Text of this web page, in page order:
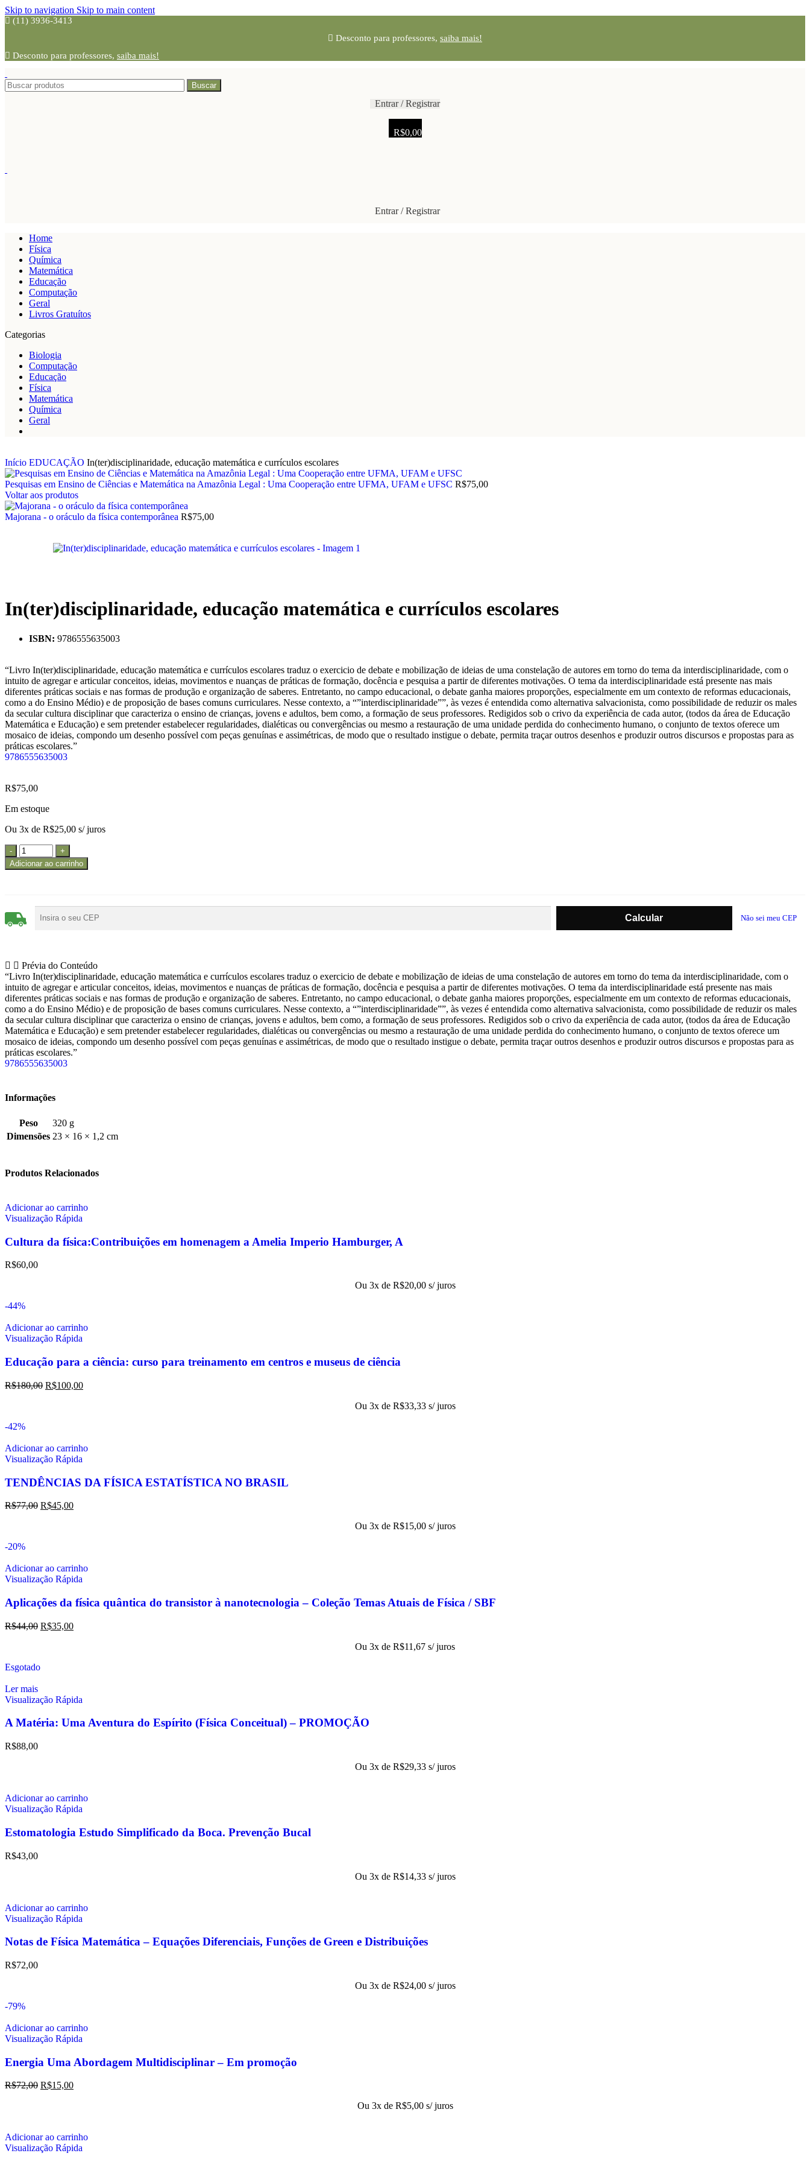
Skip to navigation Skip to main content
(11) 3936-3413
Desconto para professores, saiba mais!
Desconto para professores, saiba mais!
Buscar
Entrar / Registrar
R$0,00
Entrar / Registrar
Home
Física
Química
Matemática
Educação
Computação
Geral
Livros Gratuítos
Categorias
Biologia
Computação
Educação
Física
Matemática
Química
Geral
Início EDUCAÇÃO In(ter)disciplinaridade, educação matemática e currículos escolares
Pesquisas em Ensino de Ciências e Matemática na Amazônia Legal : Uma Cooperação entre UFMA, UFAM e UFSC R$75,00
Voltar aos produtos
Majorana - o oráculo da física contemporânea R$75,00
In(ter)disciplinaridade, educação matemática e currículos escolares
ISBN: 9786555635003
“Livro In(ter)disciplinaridade, educação matemática e currículos escolares traduz o exercicio de debate e mobilização de ideias de uma constelação de autores em torno do tema da interdisciplinaridade, com o
intuito de agregar e articular conceitos, ideias, movimentos e nuanças de práticas de formação, docência e pesquisa a partir de diferentes motivações. O tema da interdisciplinaridade está presente nas mais
diferentes práticas sociais e nas formas de produção e organização de saberes. Entretanto, no campo educacional, o debate ganha maiores proporções, especialmente em um contexto de reformas educacionais,
como a do Ensino Médio) e de proposição de bases comuns curriculares. Nesse contexto, a “”interdisciplinaridade””, às vezes é entendida como alternativa salvacionista, como possibilidade de reduzir os males
da secular cultura disciplinar que caracteriza o ensino de crianças, jovens e adultos, bem como, a formação de seus professores. Redigidos sob o crivo da experiência de cada autor, (todos da área de Educação
Matemática e Educação) e sem pretender estabelecer regularidades, dialéticas ou convergências ou mesmo a restauração de uma unidade perdida do conhecimento humano, o conjunto de textos oferece um
mosaico de ideias, compondo um desenho possível com peças genuínas e assimétricas, de modo que o resultado instigue o debate, permita traçar outros desenhos e produzir outros discursos e propostas para as
práticas escolares.”
9786555635003
R$75,00
Em estoque
Ou 3x de R$25,00 s/ juros
Adicionar ao carrinho
Não sei meu CEP
Prévia do Conteúdo
“Livro In(ter)disciplinaridade, educação matemática e currículos escolares traduz o exercicio de debate e mobilização de ideias de uma constelação de autores em torno do tema da interdisciplinaridade, com o
intuito de agregar e articular conceitos, ideias, movimentos e nuanças de práticas de formação, docência e pesquisa a partir de diferentes motivações. O tema da interdisciplinaridade está presente nas mais
diferentes práticas sociais e nas formas de produção e organização de saberes. Entretanto, no campo educacional, o debate ganha maiores proporções, especialmente em um contexto de reformas educacionais,
como a do Ensino Médio) e de proposição de bases comuns curriculares. Nesse contexto, a “”interdisciplinaridade””, às vezes é entendida como alternativa salvacionista, como possibilidade de reduzir os males
da secular cultura disciplinar que caracteriza o ensino de crianças, jovens e adultos, bem como, a formação de seus professores. Redigidos sob o crivo da experiência de cada autor, (todos da área de Educação
Matemática e Educação) e sem pretender estabelecer regularidades, dialéticas ou convergências ou mesmo a restauração de uma unidade perdida do conhecimento humano, o conjunto de textos oferece um
mosaico de ideias, compondo um desenho possível com peças genuínas e assimétricas, de modo que o resultado instigue o debate, permita traçar outros desenhos e produzir outros discursos e propostas para as
práticas escolares.”
9786555635003
Informações
Peso
320 g
Dimensões 23 × 16 × 1,2 cm
Produtos Relacionados
Adicionar ao carrinho
Visualização Rápida
Cultura da física:Contribuições em homenagem a Amelia Imperio Hamburger, A
R$60,00
Ou 3x de R$20,00 s/ juros
-44%
Adicionar ao carrinho
Visualização Rápida
Educação para a ciência: curso para treinamento em centros e museus de ciência
R$180,00 R$100,00
Ou 3x de R$33,33 s/ juros
-42%
Adicionar ao carrinho
Visualização Rápida
TENDÊNCIAS DA FÍSICA ESTATÍSTICA NO BRASIL
R$77,00 R$45,00
Ou 3x de R$15,00 s/ juros
-20%
Adicionar ao carrinho
Visualização Rápida
Aplicações da física quântica do transistor à nanotecnologia – Coleção Temas Atuais de Física / SBF
R$44,00 R$35,00
Ou 3x de R$11,67 s/ juros
Esgotado
Ler mais
Visualização Rápida
A Matéria: Uma Aventura do Espírito (Física Conceitual) – PROMOÇÃO
R$88,00
Ou 3x de R$29,33 s/ juros
Adicionar ao carrinho
Visualização Rápida
Estomatologia Estudo Simplificado da Boca. Prevenção Bucal
R$43,00
Ou 3x de R$14,33 s/ juros
Adicionar ao carrinho
Visualização Rápida
Notas de Física Matemática – Equações Diferenciais, Funções de Green e Distribuições
R$72,00
Ou 3x de R$24,00 s/ juros
-79%
Adicionar ao carrinho
Visualização Rápida
Energia Uma Abordagem Multidisciplinar – Em promoção
R$72,00 R$15,00
Ou 3x de R$5,00 s/ juros
Adicionar ao carrinho
Visualização Rápida